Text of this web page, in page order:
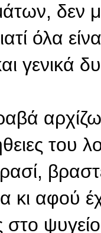
όλα
γενικά
του
κι αφού